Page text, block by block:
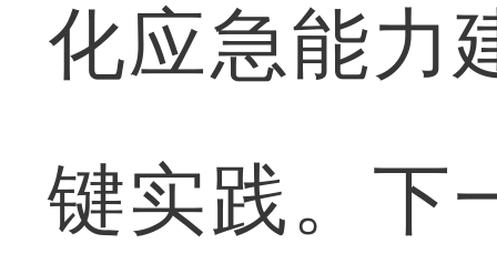
化应急能力
键实践。下